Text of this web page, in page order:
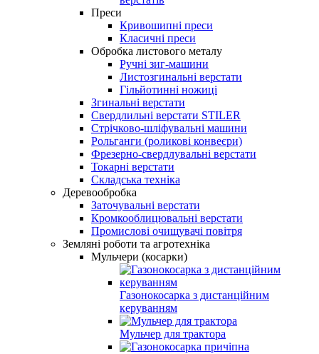
Преси
Кривошипні преси
Класичні преси
Обробка листового металу
Ручні зиг-машини
Листозгинальні верстати
Гільйотинні ножиці
Згинальні верстати
Свердлильні верстати STILER
Стрічково-шліфувальні машини
Рольганги (роликові конвеєри)
Фрезерно-свердлувальні верстати
Токарні верстати
Складська техніка
Деревообробка
Заточувальні верстати
Кромкооблицювальні верстати
Промислові очищувачі повітря
Земляні роботи та агротехніка
Мульчери (косарки)
Газонокосарка з дистанційним
керуванням
Мульчер для трактора